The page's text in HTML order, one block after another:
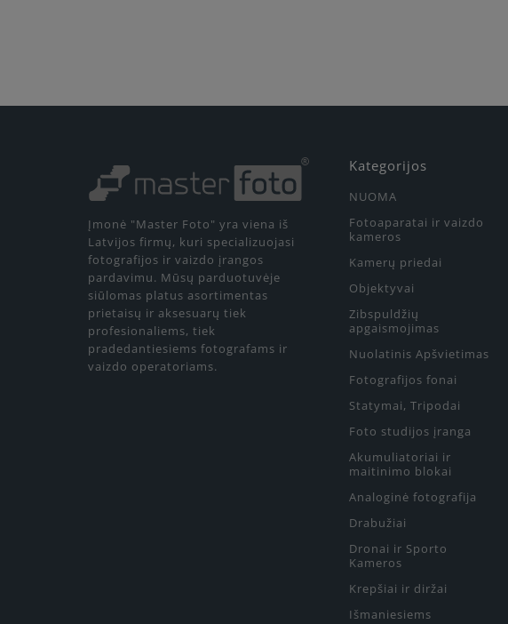
Įmonė "Master Foto" yra viena iš
Latvijos firmų, kuri specializuojasi
fotografijos ir vaizdo įrangos
pardavimu. Mūsų parduotuvėje
siūlomas platus asortimentas
prietaisų ir aksesuarų tiek
profesionaliems, tiek
pradedantiesiems fotografams ir
vaizdo operatoriams.
Kategorijos
NUOMA
Fotoaparatai ir vaizdo
kameros
Kamerų priedai
Objektyvai
Zibspuldžių
apgaismojimas
Nuolatinis Apšvietimas
Fotografijos fonai
Statymai, Tripodai
Foto studijos įranga
Akumuliatoriai ir
maitinimo blokai
Analoginė fotografija
Drabužiai
Dronai ir Sporto
Kameros
Krepšiai ir diržai
Išmaniesiems